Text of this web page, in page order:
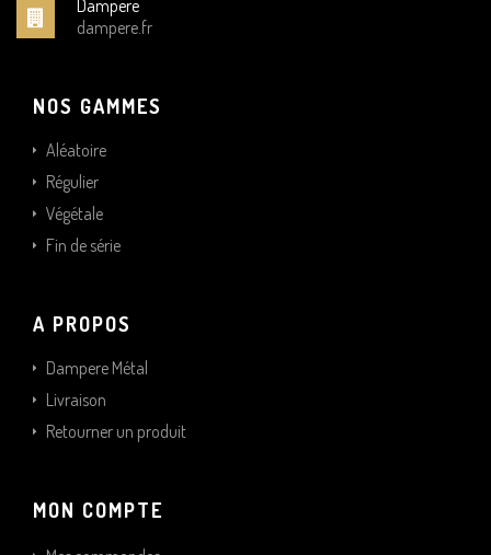
Dampere
dampere.fr
NOS GAMMES
Aléatoire
Régulier
Végétale
Fin de série
A PROPOS
Dampere Métal
Livraison
Retourner un produit
MON COMPTE